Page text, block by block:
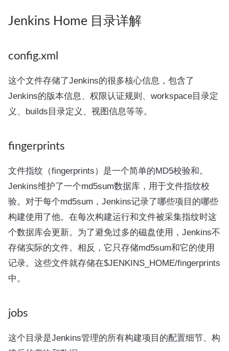
Jenkins Home 目录详解
config.xml
这个文件存储了Jenkins的很多核心信息，包含了
Jenkins的版本信息、权限认证规则、workspace目录定
义、builds目录定义、视图信息等等。
fingerprints
文件指纹（fingerprints）是一个简单的MD5校验和。
Jenkins维护了一个md5sum数据库，用于文件指纹校
验。对于每个md5sum，Jenkins记录了哪些项目的哪些
构建使用了他。在每次构建运行和文件被采集指纹时这
个数据库会更新。为了避免过多的磁盘使用，Jenkins不
存储实际的文件。相反，它只存储md5sum和它的使用
记录。这些文件就存储在$JENKINS_HOME/fingerprints
中。
jobs
这个目录是Jenkins管理的所有构建项目的配置细节、构